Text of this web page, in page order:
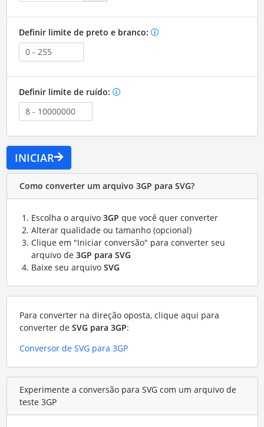
Definir limite de preto e branco:
Definir limite de ruído:
INICIAR
Como converter um arquivo 3GP para SVG?
Escolha o arquivo 3GP que você quer converter
Alterar qualidade ou tamanho (opcional)
Clique em "Iniciar conversão" para converter seu
arquivo de 3GP para SVG
Baixe seu arquivo SVG
Para converter na direção oposta, clique aqui para
converter de SVG para 3GP:
Conversor de SVG para 3GP
Experimente a conversão para SVG com um arquivo de
teste 3GP